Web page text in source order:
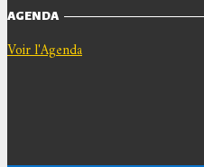
AGENDA
Voir l'Agenda